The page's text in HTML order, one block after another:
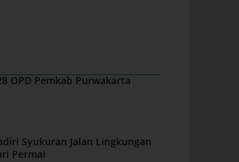
OPD Pemkab Purwakarta
Syukuran Jalan Lingkungan
Permai